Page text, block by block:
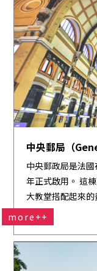
中央郵局（
中央郵政局是法
年正式啟用。 這
大教堂搭配起來的
more++